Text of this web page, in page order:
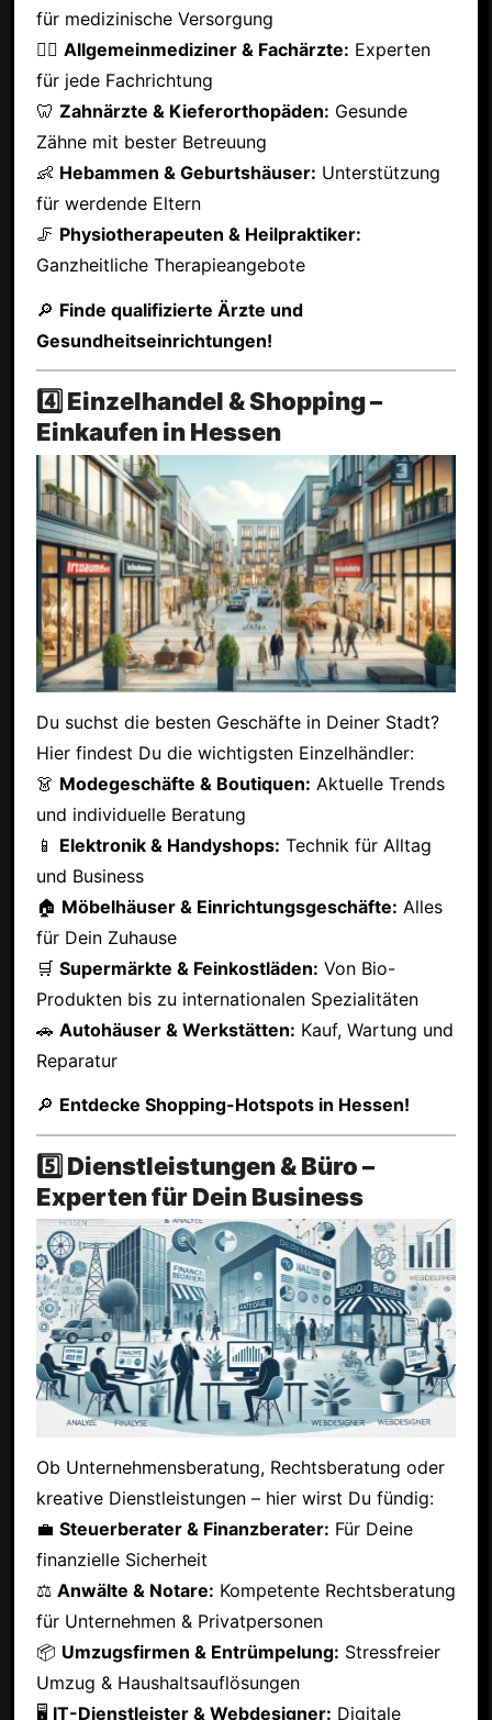
für medizinische Versorgung
👩‍⚕️ Allgemeinmediziner & Fachärzte: Experten
für jede Fachrichtung
🦷 Zahnärzte & Kieferorthopäden: Gesunde
Zähne mit bester Betreuung
👶 Hebammen & Geburtshäuser: Unterstützung
für werdende Eltern
🦵 Physiotherapeuten & Heilpraktiker:
Ganzheitliche Therapieangebote
🔎 Finde qualifizierte Ärzte und
Gesundheitseinrichtungen!
4️⃣ Einzelhandel & Shopping –
Einkaufen in Hessen
Du suchst die besten Geschäfte in Deiner Stadt?
Hier findest Du die wichtigsten Einzelhändler:
👗 Modegeschäfte & Boutiquen: Aktuelle Trends
und individuelle Beratung
📱 Elektronik & Handyshops: Technik für Alltag
und Business
🏠 Möbelhäuser & Einrichtungsgeschäfte: Alles
für Dein Zuhause
🛒 Supermärkte & Feinkostläden: Von Bio-
Produkten bis zu internationalen Spezialitäten
🚗 Autohäuser & Werkstätten: Kauf, Wartung und
Reparatur
🔎 Entdecke Shopping-Hotspots in Hessen!
5️⃣ Dienstleistungen & Büro –
Experten für Dein Business
Ob Unternehmensberatung, Rechtsberatung oder
kreative Dienstleistungen – hier wirst Du fündig:
💼 Steuerberater & Finanzberater: Für Deine
finanzielle Sicherheit
⚖ Anwälte & Notare: Kompetente Rechtsberatung
für Unternehmen & Privatpersonen
📦 Umzugsfirmen & Entrümpelung: Stressfreier
Umzug & Haushaltsauflösungen
🖥 IT-Dienstleister & Webdesigner: Digitale